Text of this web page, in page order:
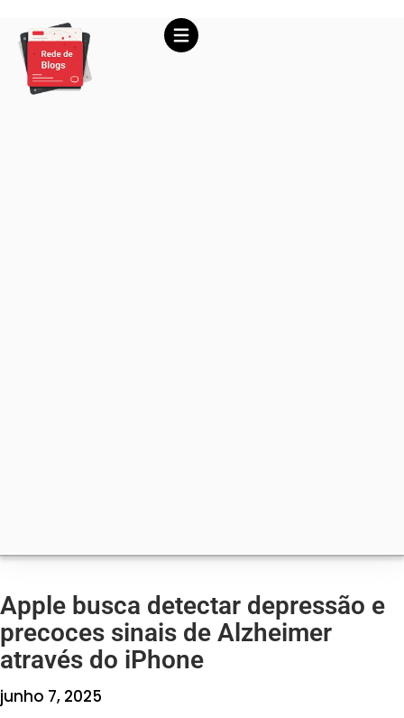
Apple busca detectar depressão e
precoces sinais de Alzheimer
através do iPhone
junho 7, 2025